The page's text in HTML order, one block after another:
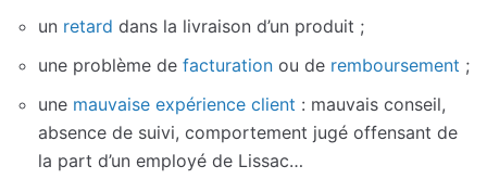
un retard dans la livraison d’un produit ;
une problème de facturation ou de remboursement ;
une mauvaise expérience client : mauvais conseil,
absence de suivi, comportement jugé offensant de
la part d’un employé de Lissac…